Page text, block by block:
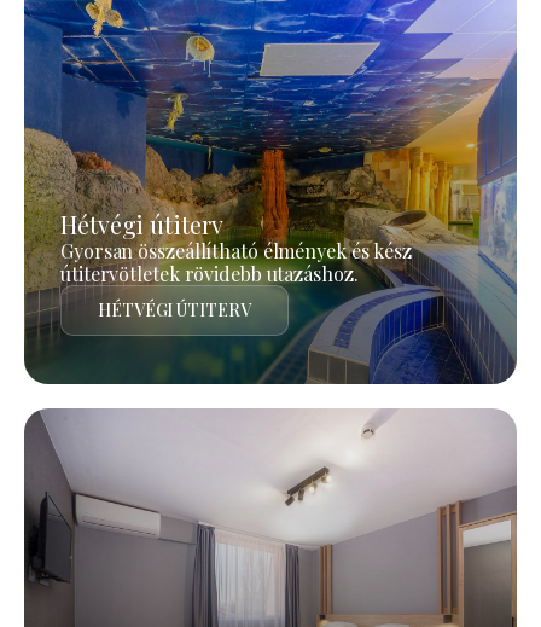
Hétvégi útiterv
Gyorsan összeállítható élmények és kész
útitervötletek rövidebb utazáshoz.
HÉTVÉGI ÚTITERV